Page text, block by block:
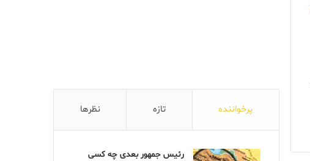
پرخواننده تازه نظرها
رئیس جمهور بعدی چه کسی